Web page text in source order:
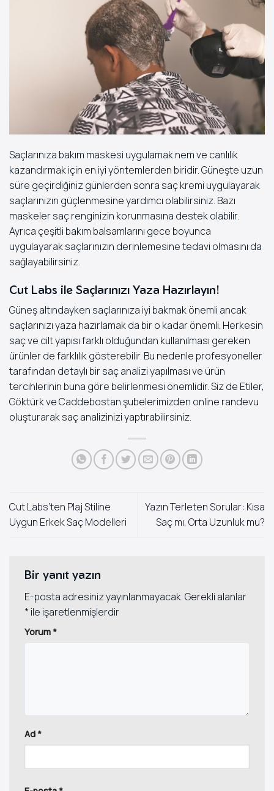
Saçlarınıza bakım maskesi uygulamak nem ve canlılık
kazandırmak için en iyi yöntemlerden biridir. Güneşte uzun
süre geçirdiğiniz günlerden sonra saç kremi uygulayarak
saçlarınızın güçlenmesine yardımcı olabilirsiniz. Bazı
maskeler saç renginizin korunmasına destek olabilir.
Ayrıca çeşitli bakım balsamlarını gece boyunca
uygulayarak saçlarınızın derinlemesine tedavi olmasını da
sağlayabilirsiniz.
Cut Labs ile Saçlarınızı Yaza Hazırlayın!
Güneş altındayken saçlarınıza iyi bakmak önemli ancak
saçlarınızı yaza hazırlamak da bir o kadar önemli. Herkesin
saç ve cilt yapısı farklı olduğundan kullanılması gereken
ürünler de farklılık gösterebilir. Bu nedenle profesyoneller
tarafından detaylı bir saç analizi yapılması ve ürün
tercihlerinin buna göre belirlenmesi önemlidir. Siz de Etiler,
Göktürk ve Caddebostan şubelerimizden online randevu
oluşturarak saç analizinizi yaptırabilirsiniz.
Cut Labs’ten Plaj Stiline
Uygun Erkek Saç Modelleri
Yazın Terleten Sorular: Kısa
Saç mı, Orta Uzunluk mu?
Bir yanıt yazın
E-posta adresiniz yayınlanmayacak.Gerekli alanlar
* ile işaretlenmişlerdir
Yorum*
Ad*